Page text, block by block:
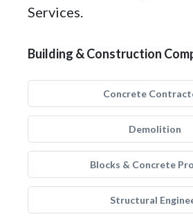
Services.
Building & Construction
Concrete
Demolition
Blocks & Concrete
Structural